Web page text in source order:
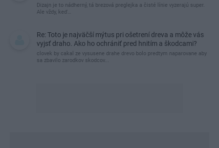
Dizajn je to nádherný, tá brezová preglejka a čisté línie vyzerajú super.
Ale vždy, keď…
Re: Toto je najväčší mýtus pri ošetrení dreva a môže vás
vyjsť draho. Ako ho ochrániť pred hnitím a škodcami?
clovek by cakal ze vysusene drahe drevo bolo predtym naparovane aby
sa zbavilo zarodkov skodcov...